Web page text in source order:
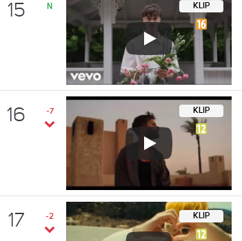
15 N KLIP
16 -7 KLIP
17 -2 KLIP